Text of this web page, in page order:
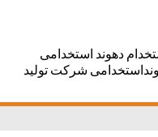
دهوند استخدامی
شرکت تولید